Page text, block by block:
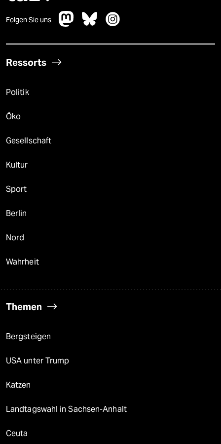
Folgen Sie uns
Ressorts
Politik
Öko
Gesellschaft
Kultur
Sport
Berlin
Nord
Wahrheit
Themen
Bergsteigen
USA unter Trump
Katzen
Landtagswahl in Sachsen-Anhalt
Ceuta